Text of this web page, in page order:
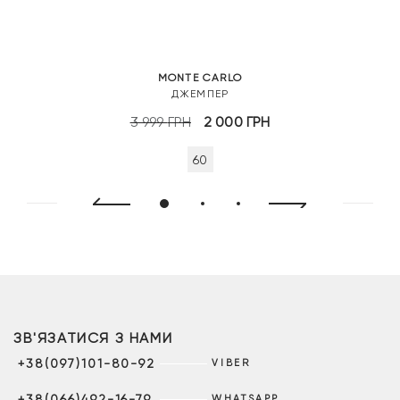
MONTE CARLO
ДЖЕМПЕР
3 999ГРН
Оригінальна
3
2 000 ГРН
60
ЗВ'ЯЗАТИСЯ З НАМИ
+38(097)101-80-92 VIBER